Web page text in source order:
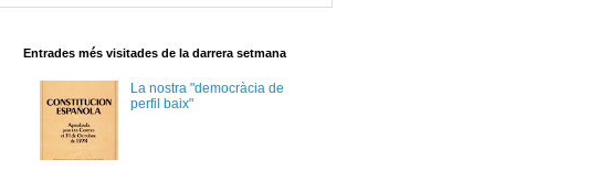
Entrades més visitades de la darrera setmana
La nostra "democràcia de
perfil baix"